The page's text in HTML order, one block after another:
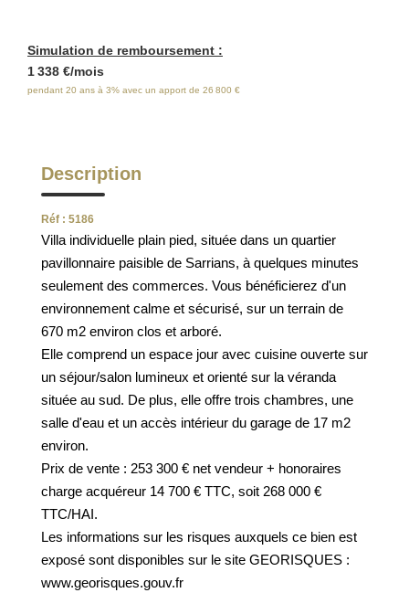
EXTRANET LOCATAIRES /
RÉSEAUX SOCIAUX
POLITIQUE DE CONFIDENTIALITÉ
GESTION DES COOKIES
MENTIONS LÉGALES
Simulation de remboursement :
1 338 €/mois
pendant 20 ans à 3% avec un apport de 26 800 €
Description
Réf : 5186
Villa individuelle plain pied, située dans un quartier
pavillonnaire paisible de Sarrians, à quelques minutes
seulement des commerces. Vous bénéficierez d'un
environnement calme et sécurisé, sur un terrain de
670 m2 environ clos et arboré.
Elle comprend un espace jour avec cuisine ouverte sur
un séjour/salon lumineux et orienté sur la véranda
située au sud. De plus, elle offre trois chambres, une
salle d'eau et un accès intérieur du garage de 17 m2
environ.
Prix de vente : 253 300 € net vendeur + honoraires
charge acquéreur 14 700 € TTC, soit 268 000 €
TTC/HAI.
Les informations sur les risques auxquels ce bien est
exposé sont disponibles sur le site GEORISQUES :
www.georisques.gouv.fr